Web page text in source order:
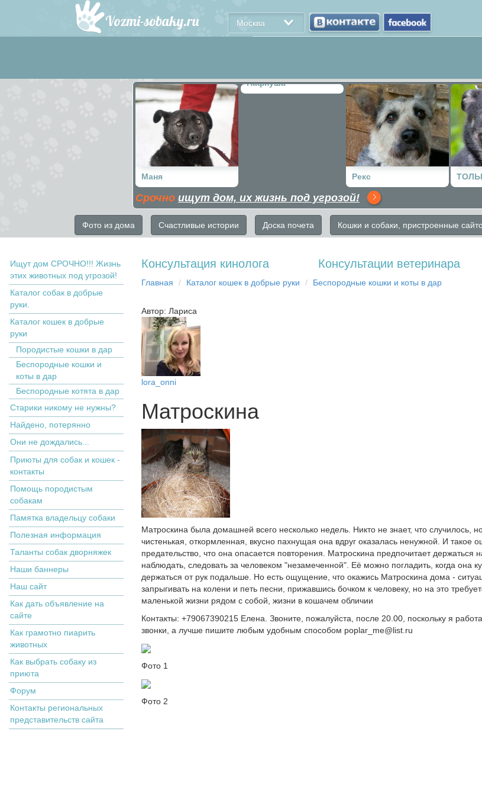
Москва
Маня
Пафнуша
Рекс
Срочно ищут дом, их жизнь под угрозой!
Фото из дома Счастливые истории Доска почета Кошки и собаки, пристроенные
Ищут дом СРОЧНО!!! Жизнь
этих животных под угрозой!
Каталог собак в добрые
руки.
Кaтaлoг кoшек в дoбрыe
рyки
Пopoдистыe кoшки в дaр
Бecпopoдныe кoшки и
коты в дap
Беспородные котята в дар
Старики никому не нужны?
Найдено, потерянно
Они не дождались...
Приюты для собак и кошек -
контакты
Помощь породистым
собакам
Памятка владельцу собаки
Полезная информация
Таланты собак дворняжек
Наши баннеры
Наш сайт
Как дать объявление на
сайте
Как грамотно пиарить
животных
Как выбрать собаку из
приюта
Форум
Контакты региональных
представительств сайта
Консультация кинолога Консультации ветеринара
Главная Кaтaлoг кoшек в дoбрыe рyки Бecпopoдныe кoшки и коты в дap
Автор: Лариса
lora_onni
Матроскина
Матроскина была домашней всего несколько недель. Никто не знает, что случилось,
чистенькая, откормленная, вкусно пахнущая она вдруг оказалась ненужной. И такое
предательство, что она опасается повторения. Матроскина предпочитает держаться
наблюдать, следовать за человеком "незамеченной". Её можно погладить, когда она
держаться от рук подальше. Но есть ощущение, что окажись Матроскина дома -
запрыгивать на колени и петь песни, прижавшись бочком к человеку, но на это
маленькой жизни рядом с собой, жизни в кошачем обличии
Контакты: +79067390215 Елена. Звоните, пожалуйста, после 20.00, поскольку я
звонки, а лучше пишите любым удобным способом poplar_me@list.ru
Фото 1
Фото 2